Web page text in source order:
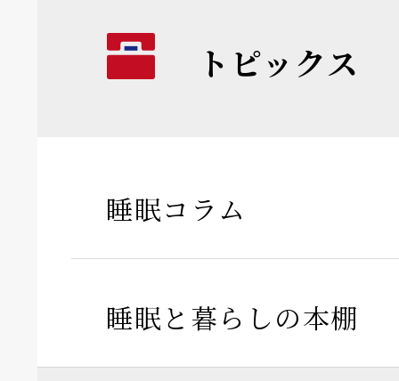
トピックス
睡眠コラム
睡眠と暮らしの本棚